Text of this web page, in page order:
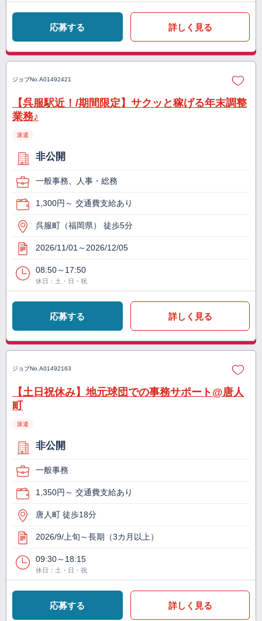
応募する 詳しく見る
ジョブNo. A01492421
【呉服駅近！/期間限定】サクッと稼げる年末調整
業務♪
派遣
非公開
一般事務、人事・総務
1,300円～ 交通費支給あり
呉服町（福岡県） 徒歩5分
2026/11/01～2026/12/05
08:50～17:50
休日：土・日・祝
応募する 詳しく見る
ジョブNo. A01492163
【土日祝休み】地元球団での事務サポート@唐人
町
派遣
非公開
一般事務
1,350円～ 交通費支給あり
唐人町 徒歩18分
2026/9/上旬～長期（3カ月以上）
09:30～18:15
休日：土・日・祝
応募する 詳しく見る